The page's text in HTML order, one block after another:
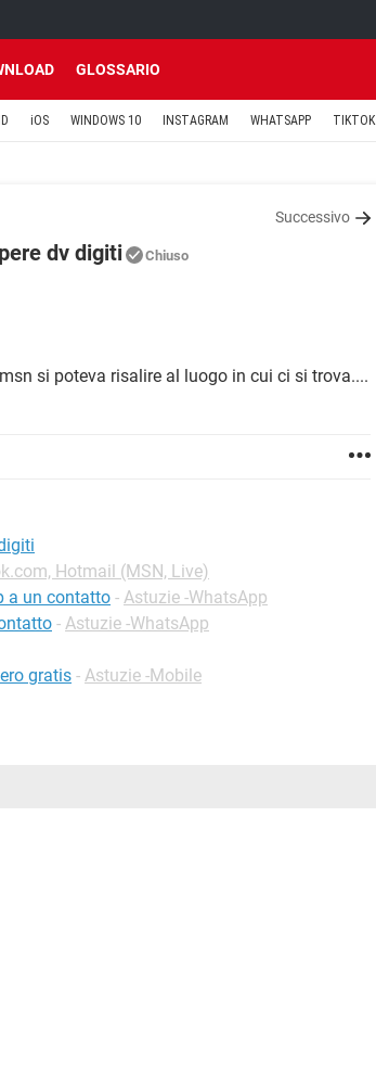
GLOSSARIO
iOS WINDOWS 10 INSTAGRAM WHATSAPP TIKTOK
Successivo
dv digiti Chiuso
si poteva risalire al luogo in cui ci si trova....
Hotmail (MSN, Live)
a un contatto - Astuzie -WhatsApp
- Astuzie -WhatsApp
gratis - Astuzie -Mobile